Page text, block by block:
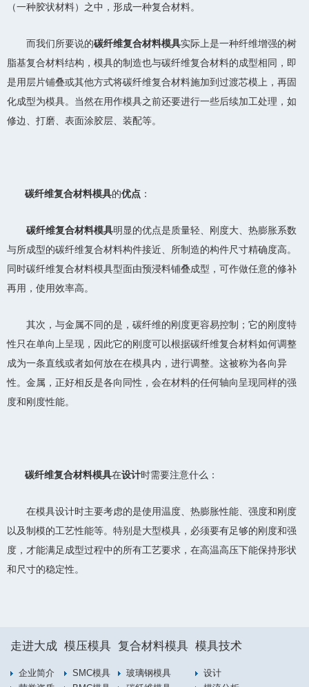
（一种胶状材料）之中，形成一种复合材料。
而我们所要说的碳纤维复合材料模具实际上是一种纤维增强的树
脂基复合材料结构，模具的制造也与碳纤维复合材料的成型相同，即
是用层片铺叠或其他方式将碳纤维复合材料施加到过渡芯模上，再固
化成型为模具。当然在用作模具之前还要进行一些后续加工处理，如
修边、打磨、表面涂胶层、装配等。
碳纤维复合材料模具的优点 ：
碳纤维复合材料模具明显的优点是质量轻、刚度大、热膨胀系数
与所成型的碳纤维复合材料构件接近、所制造的构件尺寸精确度高。
同时碳纤维复合材料模具型面由预浸料铺叠成型，可作做任意的修补
再用，使用效率高。
其次，与金属不同的是，碳纤维的刚度更容易控制；它的刚度特
性只在单向上呈现，因此它的刚度可以根据碳纤维复合材料如何调整
成为一条直线或者如何放在在模具内，进行调整。这被称为各向异
性。金属，正好相反是各向同性，会在材料的任何轴向呈现同样的强
度和刚度性能。
碳纤维复合材料模具在设计时需要注意什么：
在模具设计时主要考虑的是使用温度、热膨胀性能、强度和刚度
以及制模的工艺性能等。特别是大型模具，必须要有足够的刚度和强
度，才能满足成型过程中的所有工艺要求，在高温高压下能保持形状
和尺寸的稳定性。
走进大成
企业简介
模压模具
SMC模具
复合材料模具
玻璃钢模具
模具技术
设计